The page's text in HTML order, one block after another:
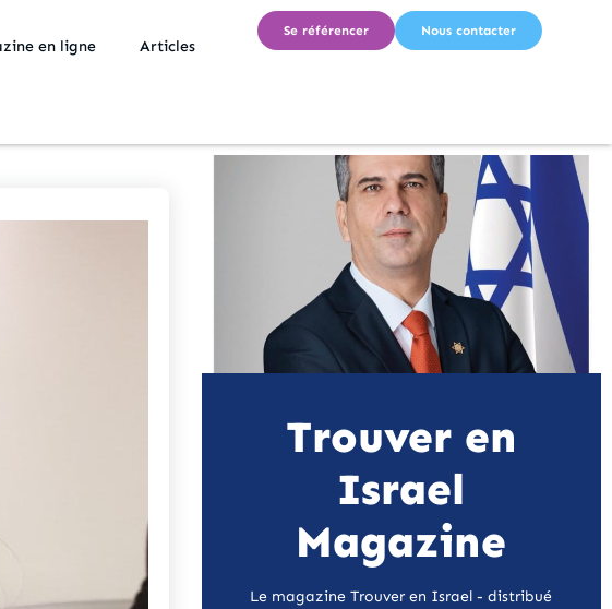
en ligne Articles
Se référencer Nous contacter
Trouver en
Israel
Magazine
Le magazine Trouver en Israel - distribué